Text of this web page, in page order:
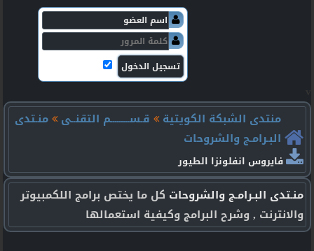
منتدى الشبكة الكويتية
قـســـــــــم التقنــى
منـتدى
البـرامـج والشروحات
فايروس انفلونزا الطيور
منـتدى البـرامـج والشروحات كل ما يختص برامج اللكمبيوتر
والانترنت , وشرح البرامج وكيفية استعمالها